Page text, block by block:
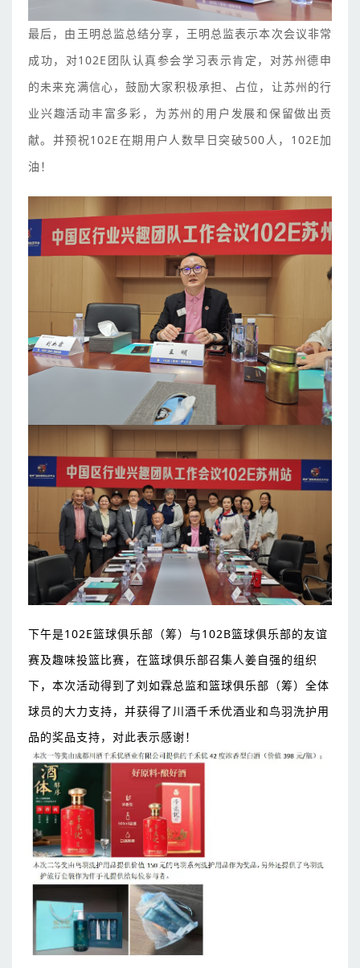
最后，由王明总监总结分享，王明总监表示本次会议非常
成功，对102E团队认真参会学习表示肯定，对苏州德申
的未来充满信心，鼓励大家积极承担、占位，让苏州的行
业兴趣活动丰富多彩，为苏州的用户发展和保留做出贡
献。并预祝102E在期用户人数早日突破500人，102E加
油！
下午是102E篮球俱乐部（筹）与102B篮球俱乐部的友谊
赛及趣味投篮比赛，在篮球俱乐部召集人姜自强的组织
下，本次活动得到了刘如霖总监和篮球俱乐部（筹）全体
球员的大力支持，并获得了川酒千禾优酒业和鸟羽洗护用
品的奖品支持，对此表示感谢！